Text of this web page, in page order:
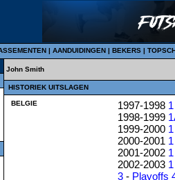
| AANDUIDINGEN | BEKERS |
John Smith
HISTORIEK UITSLAGEN
BELGIE 1997-1998 1
1998-1999
1999-2000 1
2000-2001 1
2001-2002 1
2002-2003 1
3 - Playoffs